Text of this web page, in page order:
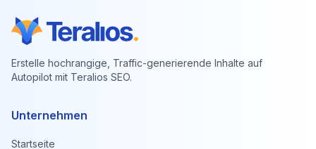
Erstelle hochrangige, Traffic-generierende Inhalte auf
Autopilot mit Teralios SEO.
Unternehmen
Startseite